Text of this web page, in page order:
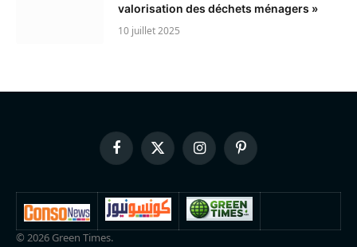
valorisation des déchets ménagers »
10 juillet 2025
FacebookX
(Twitter)
InstagramPinterest
© 2026 Green Times.